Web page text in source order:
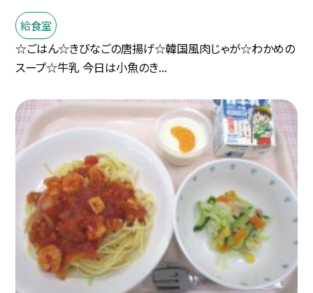
給食室
☆ごはん☆きびなごの唐揚げ☆韓国風肉じゃが☆わかめの
スープ☆牛乳 今日は小魚のき...